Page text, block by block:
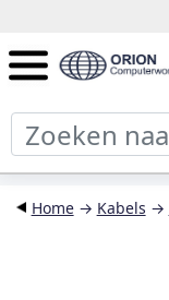
Home→ Kabels →